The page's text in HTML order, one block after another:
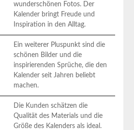
wunderschönen Fotos. Der
Kalender bringt Freude und
Inspiration in den ‌Alltag.
Ein weiterer Pluspunkt sind die
schönen Bilder und die
inspirierenden⁢ Sprüche,⁣ die den
Kalender seit Jahren beliebt
machen.
Die Kunden schätzen die
⁣Qualität des Materials und die
Größe des Kalenders als ideal.